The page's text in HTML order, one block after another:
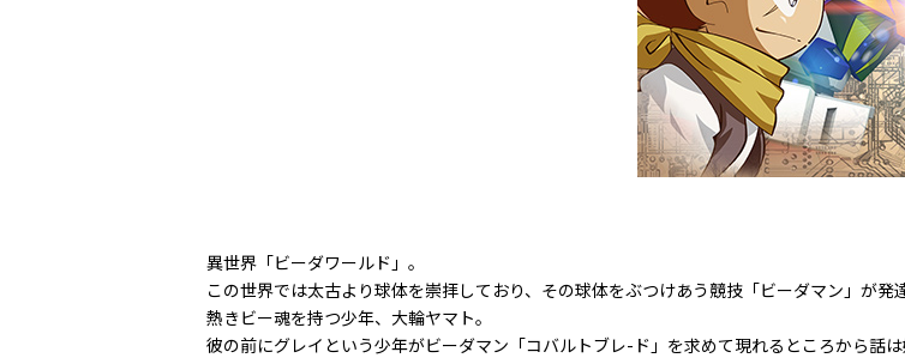
異世界「ビーダワールド」。
この世界では太古より球体を崇拝しており、その球体をぶつけあう競技「ビーダマン」が発
熱きビー魂を持つ少年、大輪ヤマト。
彼の前にグレイという少年がビーダマン「コバルトブレ-ド」を求めて現れるところから話